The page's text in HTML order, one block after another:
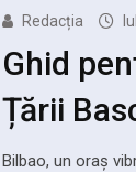
Redacția
Ghid
Țării
Bilbao, un oraș